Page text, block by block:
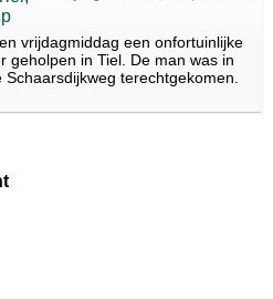
vrijdagmiddag een onfortuinlijke
geholpen in Tiel. De man was in
terechtgekomen.